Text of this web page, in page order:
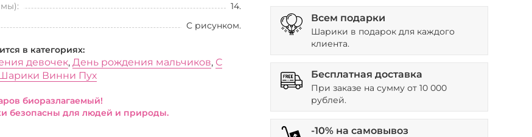
14.
С рисунком.
в категориях:
девочек, День рождения мальчиков, С
Винни Пух
биоразлагаемый!
безопасны для людей и природы.
Всем подарки
Шарики в подарок для каждого
клиента.
Бесплатная доставка
При заказе на сумму от 10 000
рублей.
-10% на самовывоз